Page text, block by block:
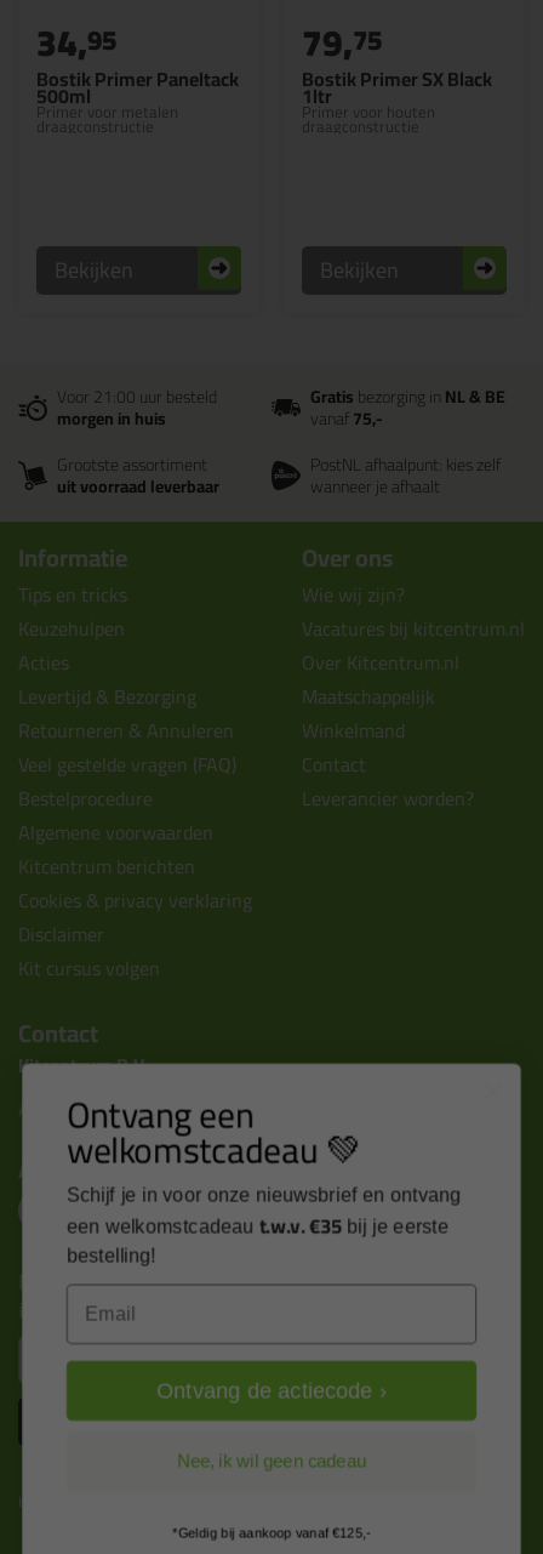
Bostik Primer Paneltack
500ml
Primer voor metalen
draagconstructie
34,95
Bekijken
Bostik Primer SX Black
1ltr
Primer voor houten
draagconstructie
79,75
Bekijken
Voor 21:00 uur besteld
morgen in huis
Gratisbezorging inNL & BE
vanaf75,-
Grootste assortiment
uit voorraad leverbaar
PostNL afhaalpunt: kies zelf
wanneer je afhaalt
Informatie
Tips en tricks
Keuzehulpen
Acties
Levertijd & Bezorging
Retourneren & Annuleren
Veel gestelde vragen (FAQ)
Bestelprocedure
Algemene voorwaarden
Kitcentrum berichten
Cookies & privacy verklaring
Disclaimer
Kit cursus volgen
Over ons
Wie wij zijn?
Vacatures bij kitcentrum.nl
Over Kitcentrum.nl
Maatschappelijk
Winkelmand
Contact
Leverancier worden?
Contact
Kitcentrum B.V.
Alle contactgegevens >
Altijd op de hoogte blijven?
Nieuws, tips en exclusieve deals rechtstreeks in je
inbox
Inschrijven
Kitcentrum is trots op:
Ontvang een
welkomstcadeau 💚
Schijf je in voor onze nieuwsbrief en ontvang
een welkomstcadeau t.w.v. €35 bij je eerste
bestelling!
Ontvang de actiecode ›
Nee, ik wil geen cadeau
*Geldig bij aankoop vanaf €125,-